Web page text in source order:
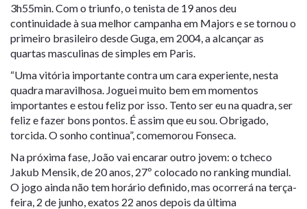
3h55min. Com o triunfo, o tenista de 19 anos deu
continuidade à sua melhor campanha em Majors e se tornou o
primeiro brasileiro desde Guga, em 2004, a alcançar as
quartas masculinas de simples em Paris.
“Uma vitória importante contra um cara experiente, nesta
quadra maravilhosa. Joguei muito bem em momentos
importantes e estou feliz por isso. Tento ser eu na quadra, ser
feliz e fazer bons pontos. É assim que eu sou. Obrigado,
torcida. O sonho continua”, comemorou Fonseca.
Na próxima fase, João vai encarar outro jovem: o tcheco
Jakub Mensik, de 20 anos, 27º colocado no ranking mundial.
O jogo ainda não tem horário definido, mas ocorrerá na terça-
feira, 2 de junho, exatos 22 anos depois da última